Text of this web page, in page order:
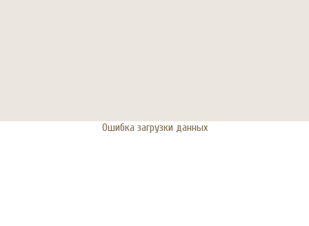
Ошибка загрузки данных